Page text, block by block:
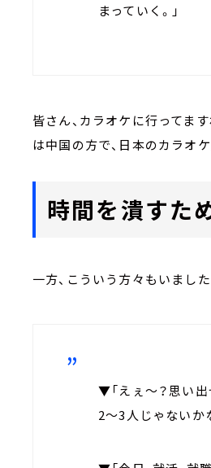
まっていく。」
皆さん、カラオケに行ってま
は中国の方で、日本のカラオ
時間を潰すた
一方、こういう方々もいました
▼「えぇ～？思い出
2～3人じゃないか